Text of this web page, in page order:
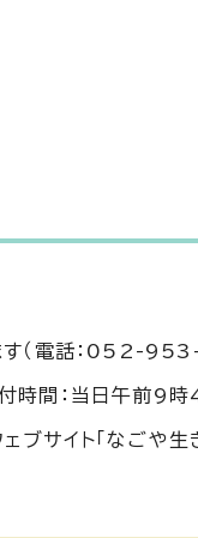
す（電話：052-
時間：当日午前9時
サイト「なごや生